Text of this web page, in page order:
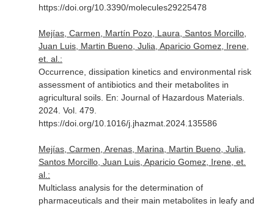
https://doi.org/10.3390/molecules29225478
Mejías, Carmen, Martín Pozo, Laura, Santos Morcillo,
Juan Luis, Martin Bueno, Julia, Aparicio Gomez, Irene,
et. al.:
Occurrence, dissipation kinetics and environmental risk
assessment of antibiotics and their metabolites in
agricultural soils. En: Journal of Hazardous Materials.
2024. Vol. 479.
https://doi.org/10.1016/j.jhazmat.2024.135586
Mejías, Carmen, Arenas, Marina, Martin Bueno, Julia,
Santos Morcillo, Juan Luis, Aparicio Gomez, Irene, et.
al.:
Multiclass analysis for the determination of
pharmaceuticals and their main metabolites in leafy and